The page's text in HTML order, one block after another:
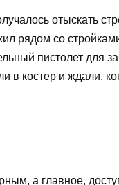
отыскать
рядом со
пистолет для
в костер и ждали,
а главное,